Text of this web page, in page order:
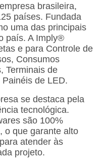
brasileira,
países. Fundada
uma das principais
país. A Imply®
e para Controle de
Consumos
Terminais de
de LED.
se destaca pela
tecnológica.
são 100%
o que garante alto
atender às
projeto.